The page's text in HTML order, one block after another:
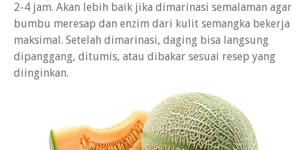
2-4 jam. Akan lebih baik jika dimarinasi semalaman agar
bumbu meresap dan enzim dari kulit semangka bekerja
maksimal. Setelah dimarinasi, daging bisa langsung
dipanggang, ditumis, atau dibakar sesuai resep yang
diinginkan.